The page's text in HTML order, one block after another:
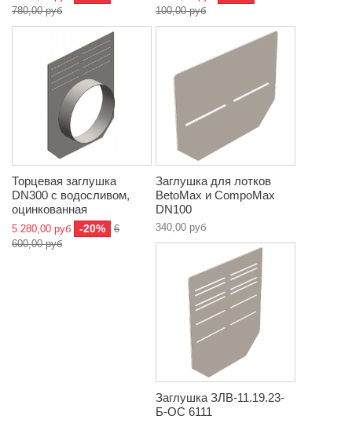
780,00 руб
100,00 руб
Торцевая заглушка
DN300 с водосливом,
оцинкованная
5 280,00 руб -20%
6
600,00 руб
Заглушка для лотков
BetoMax и CompoMax
DN100
340,00 руб
Заглушка ЗЛВ-11.19.23-
Б-ОС 6111